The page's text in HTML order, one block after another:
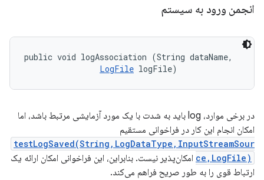
انجمن ورود به سیستم
public void logAssociation (String dataName,
LogFile logFile)
در برخی موارد، log باید به شدت با یک مورد آزمایشی مرتبط باشد، اما
امکان انجام این کار در فراخوانی مستقیم
testLogSaved(String,LogDataType,InputStreamSour
ce,LogFile) امکان‌پذیر نیست. بنابراین، این فراخوانی امکان ارائه یک
ارتباط قوی را به طور صریح فراهم می‌کند.